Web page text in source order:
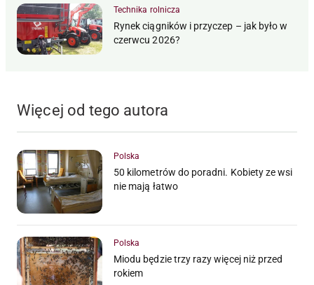
Technika rolnicza
Rynek ciągników i przyczep – jak było w
czerwcu 2026?
Więcej od tego autora
Polska
50 kilometrów do poradni. Kobiety ze wsi
nie mają łatwo
Polska
Miodu będzie trzy razy więcej niż przed
rokiem